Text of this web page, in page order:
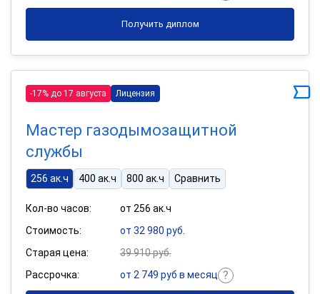
Получить диплом
-17% до 17 августа Лицензия
Мастер газодымозащитной
службы
256 ак.ч 400 ак.ч 800 ак.ч Сравнить
Кол-во часов:
от 256 ак.ч
Стоимость:
от 32 980 руб.
Старая цена:
39 910 руб.
Рассрочка:
от 2 749 руб в месяц